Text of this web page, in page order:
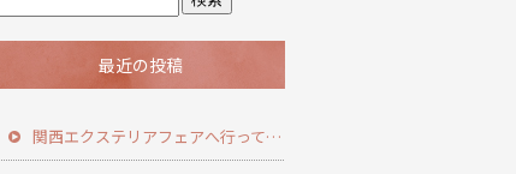
最近の投稿
関西エクステリアフェアへ行ってきました